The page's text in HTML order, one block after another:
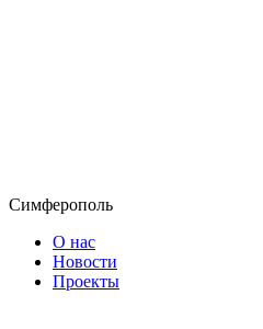
Симферополь
О нас
Новости
Проекты